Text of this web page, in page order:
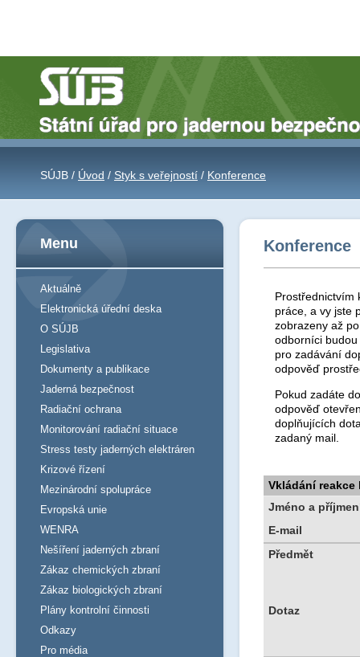
SÚJB / Úvod / Styk s veřejností / Konference
Konference
Prostřednictvím
práce, a vy jste
zobrazeny až
odborníci
pro zadávání
odpověď
Pokud zadáte
odpověď
doplňujících
zadaný mail.
Vkládání reakce
Jméno a
E-mail
Předmět
Dotaz
Menu
Aktuálně
Elektronická úřední deska
O SÚJB
Legislativa
Dokumenty a publikace
Jaderná bezpečnost
Radiační ochrana
Monitorování radiační situace
Stress testy jaderných elektráren
Krizové řízení
Mezinárodní spolupráce
Evropská unie
WENRA
Nešíření jaderných zbraní
Zákaz chemických zbraní
Zákaz biologických zbraní
Plány kontrolní činnosti
Odkazy
Pro média